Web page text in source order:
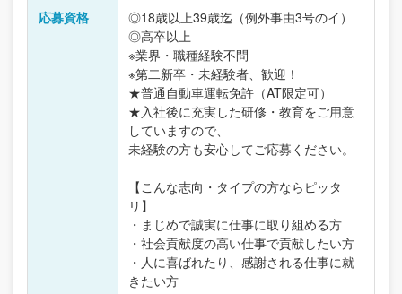
応募資格
◎18歳以上39歳迄（例外事由3号のイ）
◎高卒以上
※業界・職種経験不問
※第二新卒・未経験者、歓迎！
★普通自動車運転免許（AT限定可）
★入社後に充実した研修・教育をご用意
していますので、
未経験の方も安心してご応募ください。
【こんな志向・タイプの方ならピッタ
リ】
・まじめで誠実に仕事に取り組める方
・社会貢献度の高い仕事で貢献したい方
・人に喜ばれたり、感謝される仕事に就
きたい方